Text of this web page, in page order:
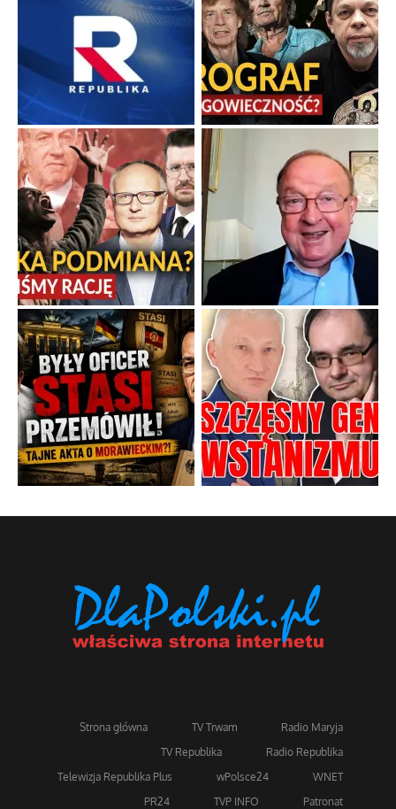
Strona główna TV Trwam
Radio Maryja
TV Republika
Radio Republika
Telewizja Republika Plus
wPolsce24
WNET
PR24
TVP INFO Patronat